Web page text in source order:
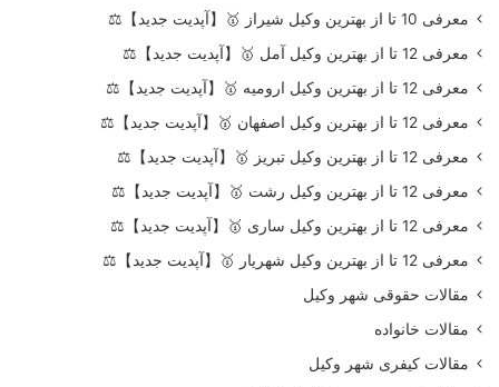
معرفی 10 تا از بهترین وکیل شیراز 🥇【آپدیت جدید】⚖️
معرفی 12 تا از بهترین وکیل آمل 🥇【آپدیت جدید】⚖️
معرفی 12 تا از بهترین وکیل ارومیه 🥇【آپدیت جدید】⚖️
معرفی 12 تا از بهترین وکیل اصفهان 🥇【آپدیت جدید】⚖️
معرفی 12 تا از بهترین وکیل تبریز 🥇【آپدیت جدید】⚖️
معرفی 12 تا از بهترین وکیل رشت 🥇【آپدیت جدید】⚖️
معرفی 12 تا از بهترین وکیل ساری 🥇【آپدیت جدید】⚖️
معرفی 12 تا از بهترین وکیل شهریار 🥇【آپدیت جدید】⚖️
مقالات حقوقی شهر وکیل
مقالات خانواده
مقالات کیفری شهر وکیل